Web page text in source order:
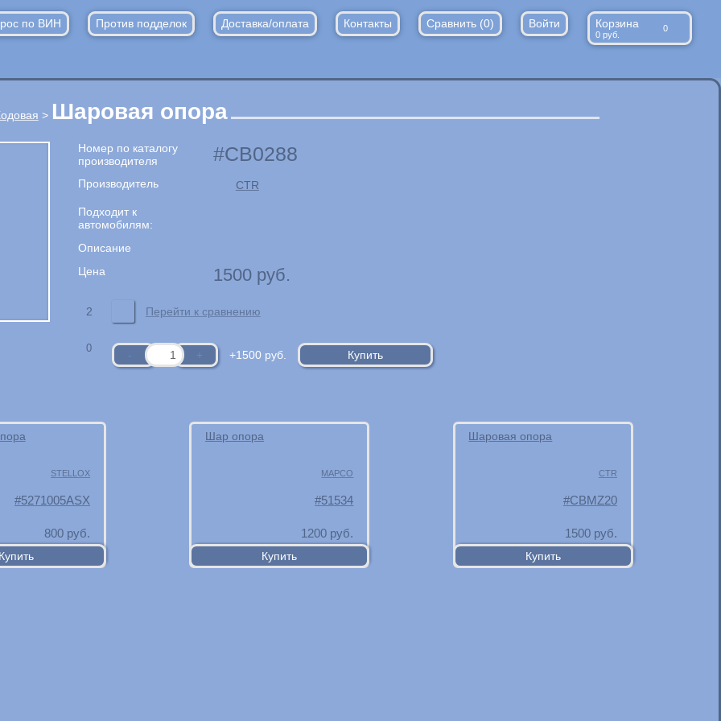
по ВИН Против подделок Доставка/оплата Контакты Сравнить (0) Войти Корзина 0
0руб.
> Шаровая опора
Номер по каталогу
производителя
CB0288
Производитель CTR
Подходит к
автомобилям:
Описание
Цена
1500руб.
2 Перейти к сравнению
0
+1500 руб.
STELLOX
5271005ASX
800руб.
Шар опора
MAPCO
51534
1200 руб.
Шаровая опора
CTR
CBMZ20
1500руб.